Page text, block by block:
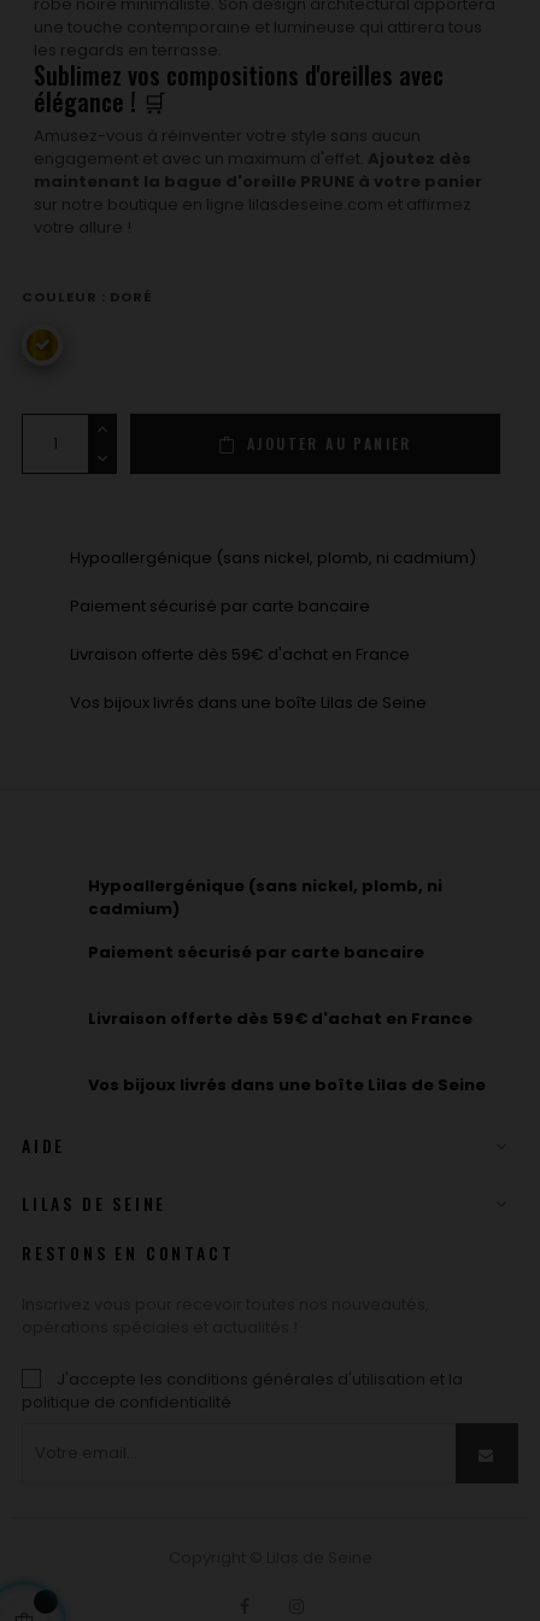
une touche contemporaine et lumineuse qui attirera tous
les regards en terrasse.
Sublimez vos compositions d'oreilles avec
élégance ! 🛒
Amusez-vous à réinventer votre style sans aucun
engagement et avec un maximum d'effet. Ajoutez dès
maintenant la bague d'oreille PRUNE à votre panier
sur notre boutique en ligne lilasdeseine.com et affirmez
votre allure !
COULEUR : DORÉ
doré
AJOUTER AU PANIER
Hypoallergénique (sans nickel, plomb, ni cadmium)
Paiement sécurisé par carte bancaire
Livraison offerte dès 59€ d'achat en France
Vos bijoux livrés dans une boîte Lilas de Seine
Hypoallergénique (sans nickel, plomb, ni
cadmium)
Paiement sécurisé par carte bancaire
Livraison offerte dès 59€ d'achat en France
Vos bijoux livrés dans une boîte Lilas de Seine
AIDE
LILAS DE SEINE
RESTONS EN CONTACT
J'accepte les conditions générales d'utilisation et la
politique de confidentialité